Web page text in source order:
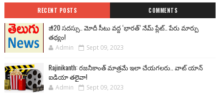
RECENT POSTS COMMENTS
జీ20 సదస్సు.. మోదీ సీటు వద్ద ‘భారత్’ నేమ్ ప్లేట్‌.. పేరు మార్పు
తథ్యం!
Admin Sept 09, 2023
Rajinikanth: రజనీకాంత్ మాత్రమే ఇలా చేయగలరు.. వాట్ యాన్
ఐడియా తలైవా!
Admin Sept 09, 2023